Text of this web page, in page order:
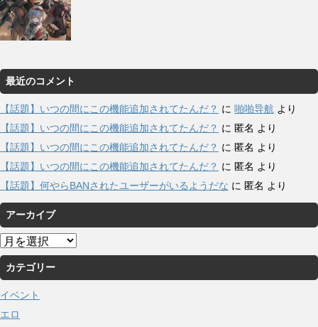
最近のコメント
【話題】いつの間にこの機能追加されてたんだ？ に 啪啪导航 より
【話題】いつの間にこの機能追加されてたんだ？ に 匿名 より
【話題】いつの間にこの機能追加されてたんだ？ に 匿名 より
【話題】いつの間にこの機能追加されてたんだ？ に 匿名 より
【話題】何やらBANされたユーザーがいるようだな に 匿名 より
アーカイブ
ア
ー
カ
イ
ブ
カテゴリー
イベント
エロ